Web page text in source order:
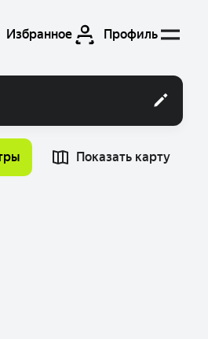
Избранное Профиль
Показать карту